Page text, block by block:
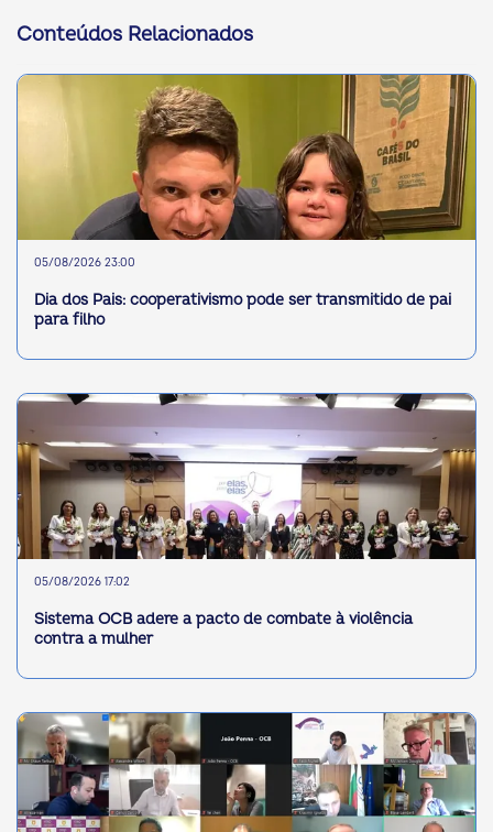
Conteúdos Relacionados
05/08/2026 23:00
Dia dos Pais: cooperativismo pode ser transmitido de pai
para filho
05/08/2026 17:02
Sistema OCB adere a pacto de combate à violência
contra a mulher